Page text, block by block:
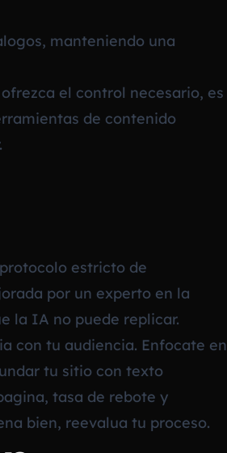
manteniendo una
el control necesario, es
de contenido
estricto de
por un experto en la
la IA no puede replicar.
con tu audiencia. Enfocate en
tu sitio con texto
tasa de rebote y
bien, reevalua tu proceso.